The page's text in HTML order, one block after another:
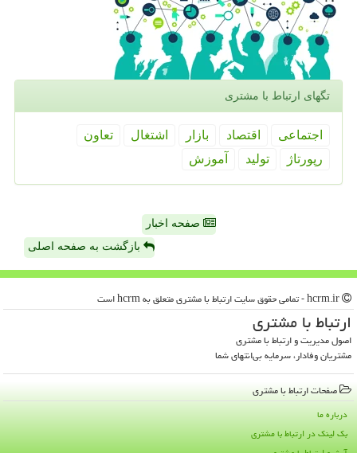
تگهای ارتباط با مشتری
اجتماعی اقتصاد بازار اشتغال
تعاون
رپورتاژ
تولید آموزش
صفحه اخبار
بازگشت به صفحه اصلی
ارتباط با مشتری
اصول مدیریت و ارتباط با مشتری
مشتریان وفادار، سرمایه بی‌انتهای شما
صفحات ارتباط با مشتری
درباره ما
بک لینک در ارتباط با مشتری